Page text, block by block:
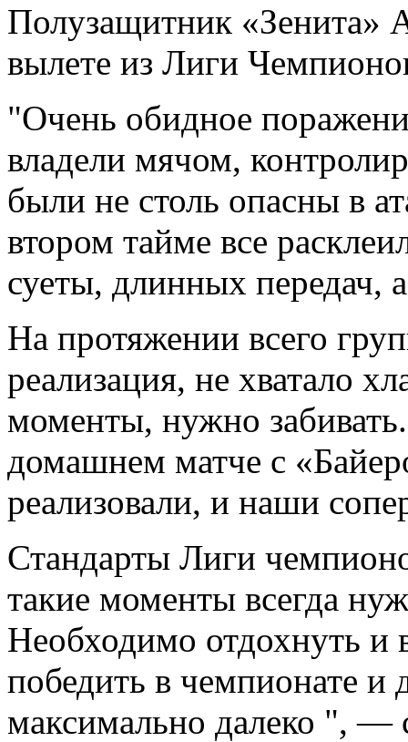
Полузащитник «Зенита»
вылете из Лиги
"Очень обидное
владели мячом,
были не столь опасны в
втором тайме все
суеты, длинных передач,
На протяжении всего
реализация, не хватало
моменты, нужно
домашнем матче с
реализовали, и наши
Стандарты Лиги
такие моменты всегда
Необходимо отдохнуть и
победить в чемпионате
максимально далеко ", —